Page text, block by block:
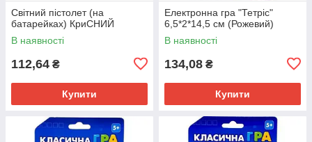
Світний пістолет (на
батарейках) КриСНИЙ
В наявності
112,64 ₴
Купити
Електронна гра "Тетріс"
6,5*2*14,5 см (Рожевий)
В наявності
134,08 ₴
Купити